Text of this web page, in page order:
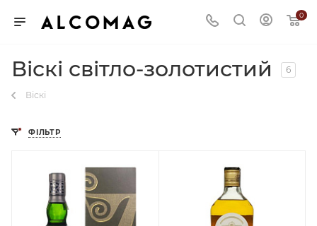
0
Віскі світло-золотистий 6
Віскі
ФІЛЬТР